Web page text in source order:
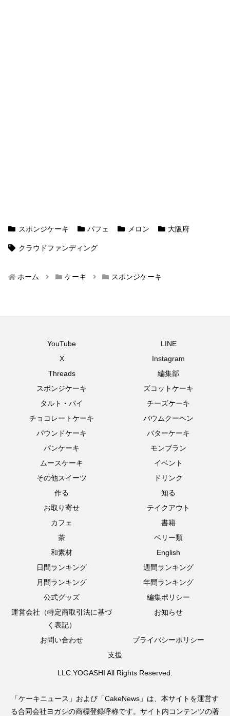
スポンジケーキ パフェ メロン 大阪府
クラウドファンディング
ホーム ケーキ スポンジケーキ
YouTube
LINE
X
Instagram
Threads
編集部
スポンジケーキ
ズコットケーキ
タルト・パイ
チーズケーキ
チョコレートケーキ
バウムクーヘン
パウンドケーキ
バターケーキ
パンケーキ
モンブラン
ムースケーキ
イベント
その他スイーツ
ドリンク
作る
知る
お取り寄せ
テイクアウト
カフェ
書籍
茶
ベリー類
和素材
English
日間ランキング
週間ランキング
月間ランキング
年間ランキング
公式グッズ
編集ポリシー
運営会社（特定商取引法に基づ
く表記）
お知らせ
お問い合わせ
プライバシーポリシー
支援
LLC.YOGASHI All Rights Reserved.
「ケーキニュース」および「CakeNews」は、本サイトを運営す
る合同会社ヨガシの商標登録呼称です。サイト内コンテンツの著